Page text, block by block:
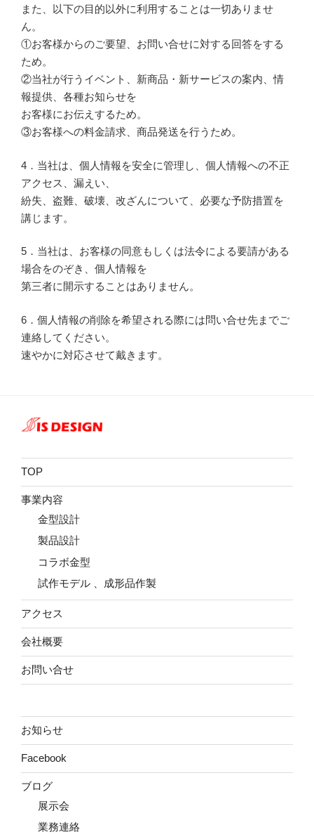
また、以下の目的以外に利用することは一切ありませ
ん。
①お客様からのご要望、お問い合せに対する回答をする
ため。
②当社が行うイベント、新商品・新サービスの案内、情
報提供、各種お知らせを
お客様にお伝えするため。
③お客様への料金請求、商品発送を行うため。
4．当社は、個人情報を安全に管理し、個人情報への不正
アクセス、漏えい、
紛失、盗難、破壊、改ざんについて、必要な予防措置を
講じます。
5．当社は、お客様の同意もしくは法令による要請がある
場合をのぞき、個人情報を
第三者に開示することはありません。
6．個人情報の削除を希望される際には問い合せ先までご
連絡してください。
速やかに対応させて戴きます。
TOP
事業内容
金型設計
製品設計
コラボ金型
試作モデル 、成形品作製
アクセス
会社概要
お問い合せ
お知らせ
Facebook
ブログ
展示会
業務連絡